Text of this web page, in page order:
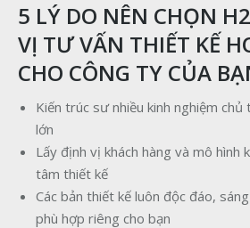
5 LÝ DO NÊN CHỌN
VỊ TƯ VẤN THIẾT KẾ
CHO CÔNG TY CỦA
Kiến trúc sư nhiều kinh nghiệm
lớn
Lấy định vị khách hàng và mô hình
tâm thiết kế
Các bản thiết kế luôn độc đáo,
phù hợp riêng cho bạn